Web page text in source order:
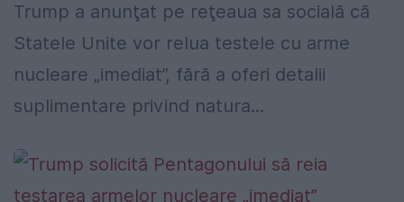
Trump a anunţat pe reţeaua sa socială că
Statele Unite vor relua testele cu arme
nucleare „imediat”, fără a oferi detalii
suplimentare privind natura...